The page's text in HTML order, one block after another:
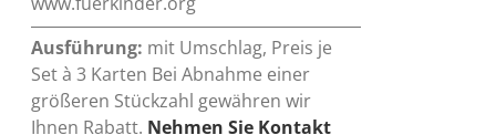
Ausführung: mit Umschlag, Preis je
Set à 3 Karten Bei Abnahme einer
größeren Stückzahl gewähren wir
Ihnen Rabatt. Nehmen Sie Kontakt